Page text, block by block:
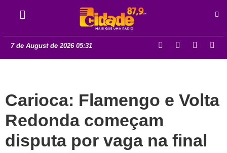
7 de August de 2026 05:31
Carioca: Flamengo e Volta
Redonda começam
disputa por vaga na final